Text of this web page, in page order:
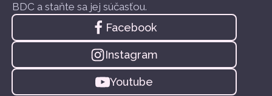
BDC a staňte sa jej súčasťou.
Facebook
Instagram
Youtube